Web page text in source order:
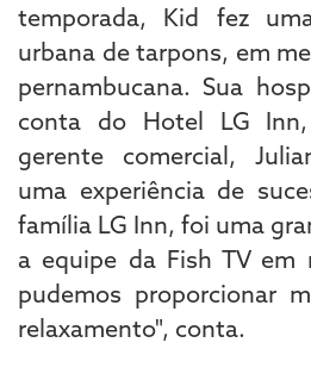
temporada, Kid fez
urbana de tarpons, em
pernambucana. Sua
conta do Hotel LG
gerente comercial,
uma experiência de
família LG Inn, foi uma
a equipe da Fish TV em
pudemos proporcionar
relaxamento", conta.